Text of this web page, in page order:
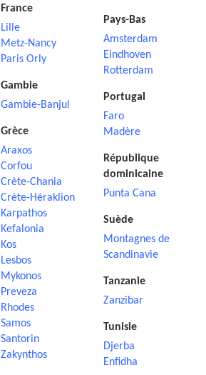
France
Lille
Metz-Nancy
Paris Orly
Gambie
Gambie-Banjul
Grèce
Araxos
Corfou
Crète-Chania
Crète-Héraklion
Karpathos
Kefalonia
Kos
Lesbos
Mykonos
Preveza
Rhodes
Samos
Santorin
Zakynthos
Pays-Bas
Amsterdam
Eindhoven
Rotterdam
Portugal
Faro
Madère
République
dominicaine
Punta Cana
Suède
Montagnes de
Scandinavie
Tanzanie
Zanzibar
Tunisie
Djerba
Enfidha